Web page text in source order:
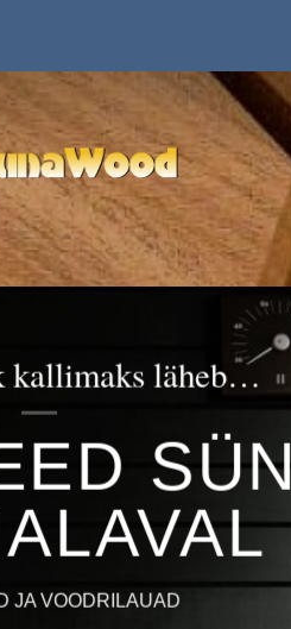
kallimaks läheb…
JA VOODRILAUAD